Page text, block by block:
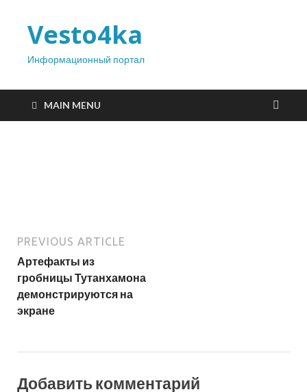
Vesto4ka
Информационный портал
MAIN MENU
PREVIOUS ARTICLE
Артефакты из
гробницы Тутанхамона
демонстрируются на
экране
Добавить комментарий